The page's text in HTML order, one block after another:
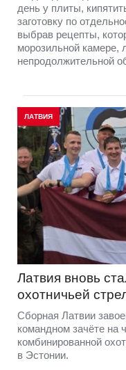
день у плиты,
заготовку по
выбрав рецепты,
морозильной камере,
непродолжительной
ЛАТВИЯ
Латвия вновь
охотничьей
Сборная Латвии
командном зачёте на
комбинированной
в Эстонии.